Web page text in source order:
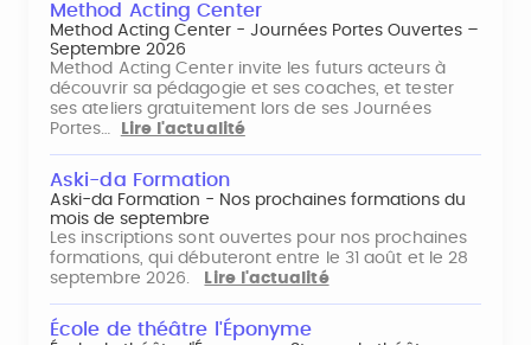
Method Acting Center
Method Acting Center - Journées Portes Ouvertes –
Septembre 2026
Method Acting Center invite les futurs acteurs à
découvrir sa pédagogie et ses coaches, et tester
ses ateliers gratuitement lors de ses Journées
Portes…
Lire l'actualité
Aski-da Formation
Aski-da Formation - Nos prochaines formations du
mois de septembre
Les inscriptions sont ouvertes pour nos prochaines
formations, qui débuteront entre le 31 août et le 28
septembre 2026.
Lire l'actualité
École de théâtre l'Éponyme